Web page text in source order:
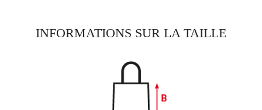
INFORMATIONS SUR LA TAILLE